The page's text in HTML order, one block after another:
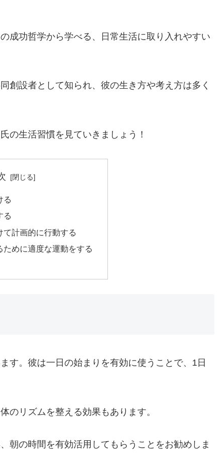
成功哲学から学べる、日常生活に取り入れやすい
創設者として知られ、彼の生き方や考え方は多く
の生活習慣を見ていきましょう！
る
る
て計画的に行動する
ために適度な運動をする
す。彼は一日の始まりを有効に使うことで、1日
のリズムを整える効果もあります。
朝の時間を有効活用してもらうことをお勧めしま